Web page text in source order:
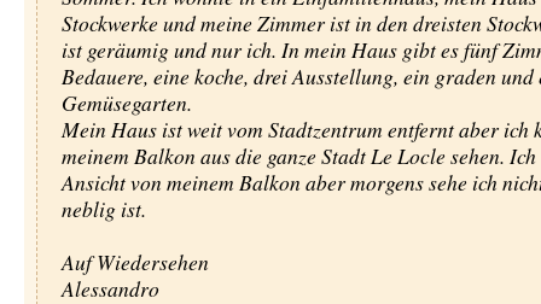
Stockwerke und meine Zimmer ist in den dreisten
ist geräumig und nur ich. In mein Haus gibt es fünf
Bedauere, eine koche, drei Ausstellung, ein graden und
Gemüsegarten.
Mein Haus ist weit vom Stadtzentrum entfernt aber ich
meinem Balkon aus die ganze Stadt Le Locle sehen.
Ansicht von meinem Balkon aber morgens sehe ich
neblig ist.
Auf Wiedersehen
Alessandro